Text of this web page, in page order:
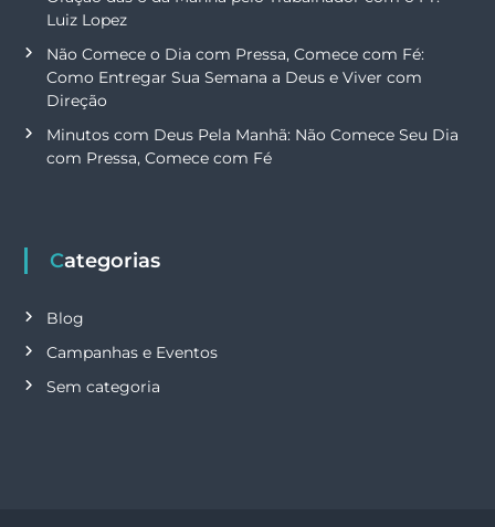
Luiz Lopez
Não Comece o Dia com Pressa, Comece com Fé:
Como Entregar Sua Semana a Deus e Viver com
Direção
Minutos com Deus Pela Manhã: Não Comece Seu Dia
com Pressa, Comece com Fé
Categorias
Blog
Campanhas e Eventos
Sem categoria